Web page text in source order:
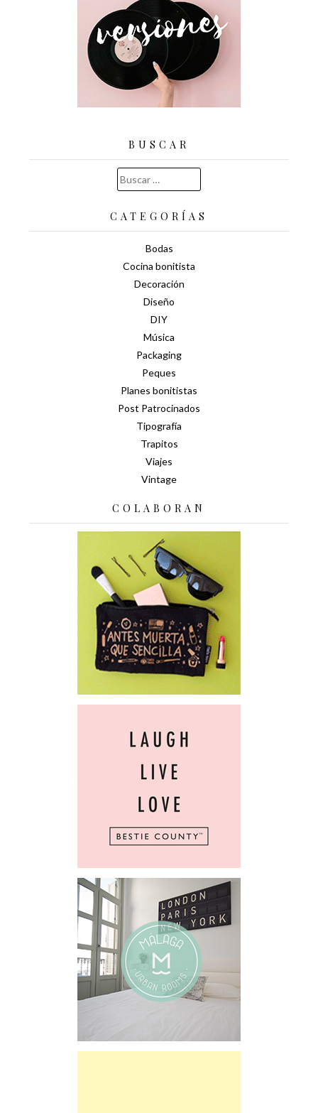
BUSCAR
Buscar:
CATEGORÍAS
Bodas
Cocina bonitista
Decoración
Diseño
DIY
Música
Packaging
Peques
Planes bonitistas
Post Patrocinados
Tipografía
Trapitos
Viajes
Vintage
COLABORAN